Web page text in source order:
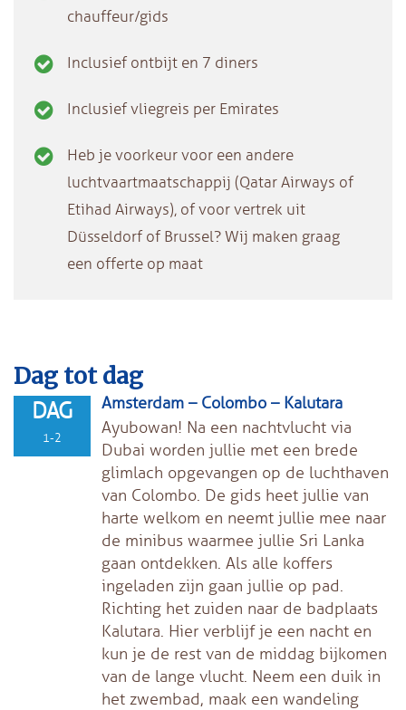
chauffeur/gids
Inclusief ontbijt en 7 diners
Inclusief vliegreis per Emirates
Heb je voorkeur voor een andere
luchtvaartmaatschappij (Qatar Airways of
Etihad Airways), of voor vertrek uit
Düsseldorf of Brussel? Wij maken graag
een offerte op maat
Dag tot dag
DAG
1-2
Amsterdam – Colombo – Kalutara
Ayubowan! Na een nachtvlucht via
Dubai worden jullie met een brede
glimlach opgevangen op de luchthaven
van Colombo. De gids heet jullie van
harte welkom en neemt jullie mee naar
de minibus waarmee jullie Sri Lanka
gaan ontdekken. Als alle koffers
ingeladen zijn gaan jullie op pad.
Richting het zuiden naar de badplaats
Kalutara. Hier verblijf je een nacht en
kun je de rest van de middag bijkomen
van de lange vlucht. Neem een duik in
het zwembad, maak een wandeling